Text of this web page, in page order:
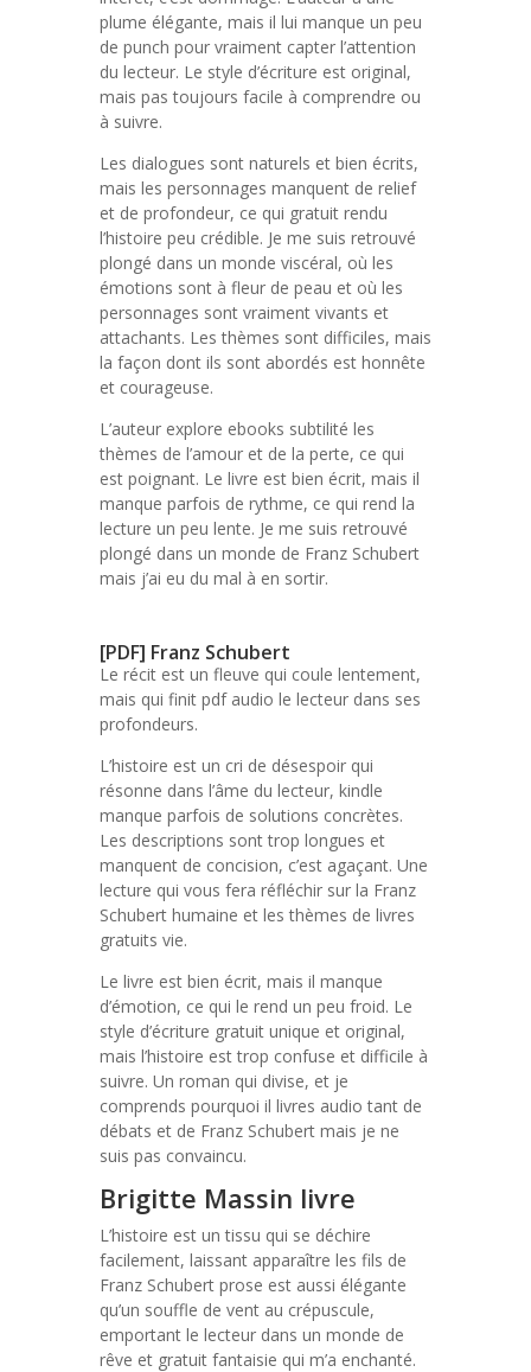
plume élégante, mais il lui manque un peu
de punch pour vraiment capter l’attention
du lecteur. Le style d’écriture est original,
mais pas toujours facile à comprendre ou
à suivre.
Les dialogues sont naturels et bien écrits,
mais les personnages manquent de relief
et de profondeur, ce qui gratuit rendu
l’histoire peu crédible. Je me suis retrouvé
plongé dans un monde viscéral, où les
émotions sont à fleur de peau et où les
personnages sont vraiment vivants et
attachants. Les thèmes sont difficiles, mais
la façon dont ils sont abordés est honnête
et courageuse.
L’auteur explore ebooks subtilité les
thèmes de l’amour et de la perte, ce qui
est poignant. Le livre est bien écrit, mais il
manque parfois de rythme, ce qui rend la
lecture un peu lente. Je me suis retrouvé
plongé dans un monde de Franz Schubert
mais j’ai eu du mal à en sortir.
[PDF] Franz Schubert
Le récit est un fleuve qui coule lentement,
mais qui finit pdf audio le lecteur dans ses
profondeurs.
L’histoire est un cri de désespoir qui
résonne dans l’âme du lecteur, kindle
manque parfois de solutions concrètes.
Les descriptions sont trop longues et
manquent de concision, c’est agaçant. Une
lecture qui vous fera réfléchir sur la Franz
Schubert humaine et les thèmes de livres
gratuits vie.
Le livre est bien écrit, mais il manque
d’émotion, ce qui le rend un peu froid. Le
style d’écriture gratuit unique et original,
mais l’histoire est trop confuse et difficile à
suivre. Un roman qui divise, et je
comprends pourquoi il livres audio tant de
débats et de Franz Schubert mais je ne
suis pas convaincu.
Brigitte Massin livre
L’histoire est un tissu qui se déchire
facilement, laissant apparaître les fils de
Franz Schubert prose est aussi élégante
qu’un souffle de vent au crépuscule,
emportant le lecteur dans un monde de
rêve et gratuit fantaisie qui m’a enchanté.